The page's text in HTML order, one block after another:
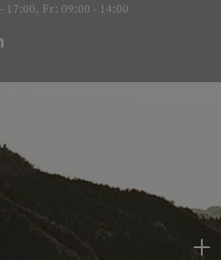
17:00, Fr: 09:00 - 14:00